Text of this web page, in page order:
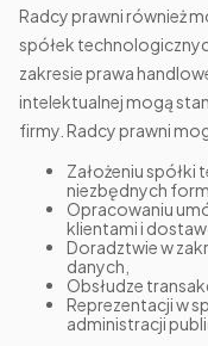
Radcy prawni również
spółek
zakresie prawa
intelektualnej mogą
firmy. Radcy prawni
Założeniu
niezbędnych
Opracowaniu
klientami i
Doradztwie w
danych,
Obsłudze
Reprezentacji w
administracji